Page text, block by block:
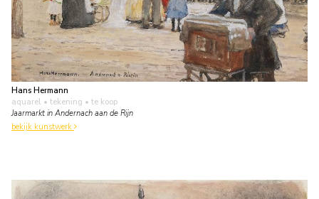
Hans Hermann
aquarel • tekening • te koop
Jaarmarkt in Andernach aan de Rijn
bekijk kunstwerk